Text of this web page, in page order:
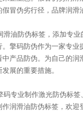
假冒伪劣行径，品牌润滑
油防伪标签，添加专业
。擎码防伪作为一家专
中产品防伪。为自己的
展的重要措施。
专业制作激光防伪标签
润滑油防伪标签，欢迎